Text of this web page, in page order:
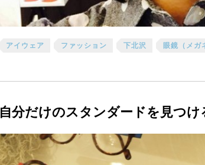
アイウェア ファッション 下北沢 眼鏡（メガ
自分だけのスタンダードを見つけ